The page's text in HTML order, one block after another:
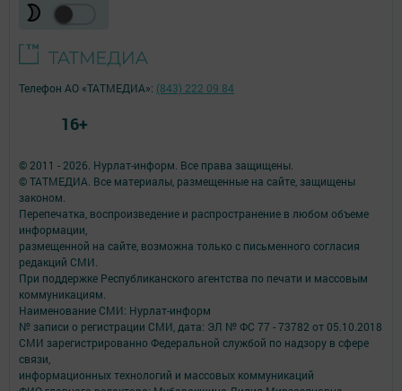
© 2011 - 2026. Нурлат-⁠информ. Все права защищены.
© ТАТМЕДИА. Все материалы, размещенные на сайте, защищены
законом.
Перепечатка, воспроизведение и распространение в любом объеме
информации,
размещенной на сайте, возможна только с письменного согласия
редакций СМИ.
При поддержке Республиканского агентства по печати и массовым
коммуникациям.
Наименование СМИ: Нурлат-⁠информ
№ записи о регистрации СМИ, дата: ЭЛ № ФС 77 -⁠ 73782 от 05.10.2018
СМИ зарегистрированно Федеральной службой по надзору в сфере
связи,
информационных технологий и массовых коммуникаций
Телефон АО «ТАТМЕДИА»: (843) 222 09 84
16+